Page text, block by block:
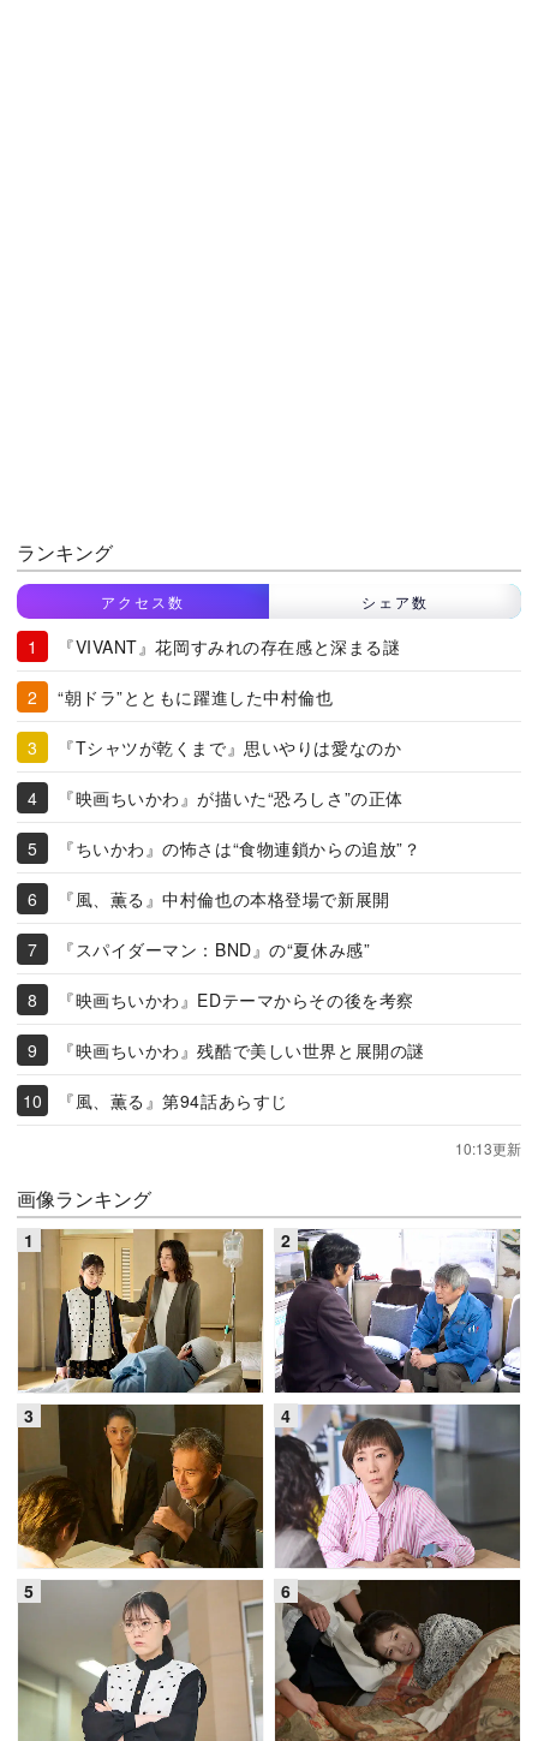
ランキング
アクセス数 シェア数
『VIVANT』花岡すみれの存在感と深まる謎
“朝ドラ”とともに躍進した中村倫也
『Tシャツが乾くまで』思いやりは愛なのか
『映画ちいかわ』が描いた“恐ろしさ”の正体
『ちいかわ』の怖さは“食物連鎖からの追放”？
『風、薫る』中村倫也の本格登場で新展開
『スパイダーマン：BND』の“夏休み感”
『映画ちいかわ』EDテーマからその後を考察
『映画ちいかわ』残酷で美しい世界と展開の謎
『風、薫る』第94話あらすじ
10:13更新
画像ランキング